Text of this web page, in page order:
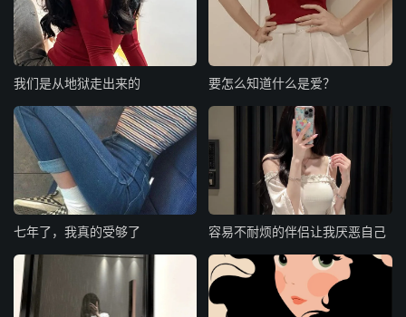
我们是从地狱走出来的 要怎么知道什么是爱？
七年了，我真的受够了 容易不耐烦的伴侣让我厌恶自己